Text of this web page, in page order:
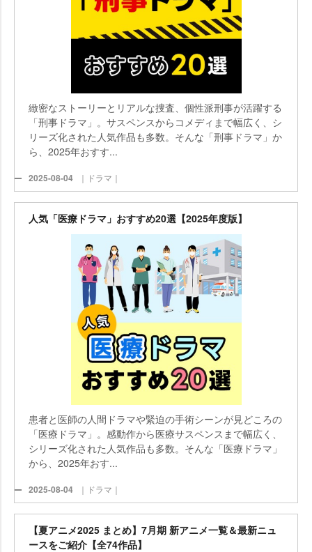
緻密なストーリーとリアルな捜査、個性派刑事が活躍する
「刑事ドラマ」。サスペンスからコメディまで幅広く、シ
リーズ化された人気作品も多数。そんな「刑事ドラマ」か
ら、2025年おすす...
2025-08-04 ｜ドラマ｜
人気「医療ドラマ」おすすめ20選【2025年度版】
患者と医師の人間ドラマや緊迫の手術シーンが見どころの
「医療ドラマ」。感動作から医療サスペンスまで幅広く、
シリーズ化された人気作品も多数。そんな「医療ドラマ」
から、2025年おす...
2025-08-04 ｜ドラマ｜
【夏アニメ2025 まとめ】7月期 新アニメ一覧＆最新ニュ
ースをご紹介【全74作品】